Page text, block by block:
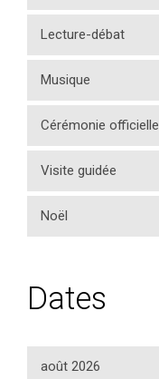
Lecture-débat
Musique
Cérémonie officielle
Visite guidée
Noël
Dates
août 2026